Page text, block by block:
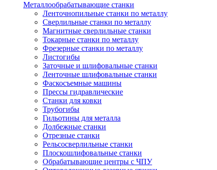
Металлообрабатывающие станки
Ленточнопильные станки по металлу
Сверлильные станки по металлу
Магнитные сверлильные станки
Токарные станки по металлу
Фрезерные станки по металлу
Листогибы
Заточные и шлифовальные станки
Ленточные шлифовальные станки
Фаскосъемные машины
Прессы гидравлические
Станки для ковки
Трубогибы
Гильотины для металла
Долбежные станки
Отрезные станки
Рельсосверлильные станки
Плоскошлифовальные станки
Обрабатывающие центры с ЧПУ